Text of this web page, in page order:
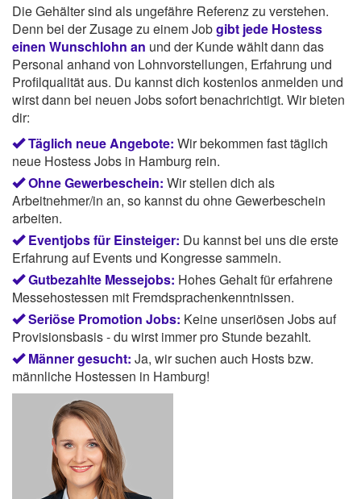
Die Gehälter sind als ungefähre Referenz zu verstehen.
Denn bei der Zusage zu einem Jobgibt jede Hostess
einen Wunschlohn an und der Kunde wählt dann das
Personal anhand von Lohnvorstellungen, Erfahrung und
Profilqualität aus. Du kannst dich kostenlos anmelden und
wirst dann bei neuen Jobs sofort benachrichtigt. Wir bieten
dir:
Täglich neue Angebote: Wir bekommen fast täglich
neue Hostess Jobs in Hamburg rein.
Ohne Gewerbeschein: Wir stellen dich als
Arbeitnehmer/in an, so kannst du ohne Gewerbeschein
arbeiten.
Eventjobs für Einsteiger: Du kannst bei uns die erste
Erfahrung auf Events und Kongresse sammeln.
Gutbezahlte Messejobs: Hohes Gehalt für erfahrene
Messehostessen mit Fremdsprachenkenntnissen.
Seriöse Promotion Jobs: Keine unseriösen Jobs auf
Provisionsbasis - du wirst immer pro Stunde bezahlt.
Männer gesucht: Ja, wir suchen auch Hosts bzw.
männliche Hostessen in Hamburg!